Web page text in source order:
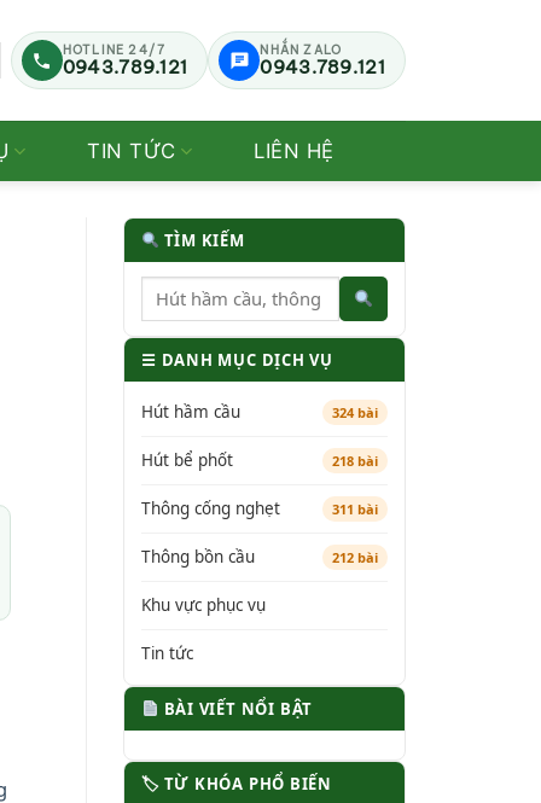
HOTLINE 24/7
0943.789.121
NHẮN ZALO
0943.789.121
TIN TỨC LIÊN HỆ
TÌM KIẾM
☰ DANH MỤC DỊCH VỤ
Hút hầm cầu 324 bài
Hút bể phốt 218 bài
Thông cống nghẹt 311 bài
Thông bồn cầu 212 bài
Khu vực phục vụ
Tin tức
BÀI VIẾT NỔI BẬT
🏷 TỪ KHÓA PHỔ BIẾN